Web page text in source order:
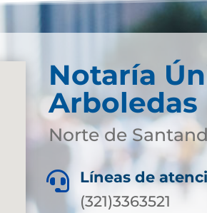
Notaría
Arboledas
Norte de

Líneas de
(321)3363521